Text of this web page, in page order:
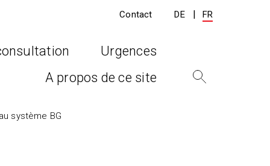
DE FR
Contact
Urgences
A propos de ce site
système BG